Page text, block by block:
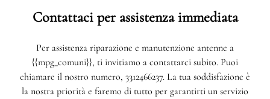
Contattaci per assistenza immediata
Per assistenza riparazione e manutenzione antenne a
{{mpg_comuni}}, ti invitiamo a contattarci subito. Puoi
chiamare il nostro numero, 3312466237. La tua soddisfazione è
la nostra priorità e faremo di tutto per garantirti un servizio